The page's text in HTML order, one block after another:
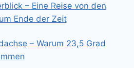
– Eine Reise von den
Ende der Zeit
– Warum 23,5 Grad